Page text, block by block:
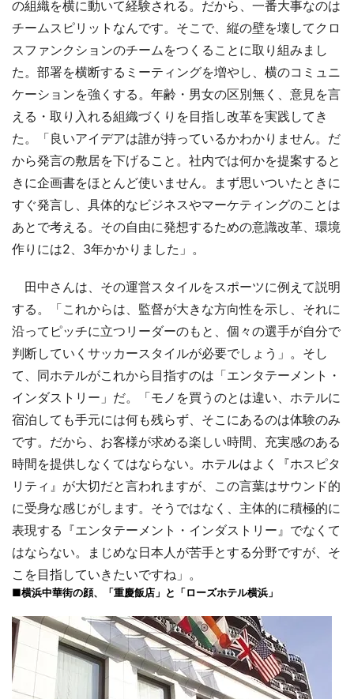
の組織を横に動いて経験される。だから、一番大事なのは
チームスピリットなんです。そこで、縦の壁を壊してクロ
スファンクションのチームをつくることに取り組みまし
た。部署を横断するミーティングを増やし、横のコミュニ
ケーションを強くする。年齢・男女の区別無く、意見を言
える・取り入れる組織づくりを目指し改革を実践してき
た。「良いアイデアは誰が持っているかわかりません。だ
から発言の敷居を下げること。社内では何かを提案すると
きに企画書をほとんど使いません。まず思いついたときに
すぐ発言し、具体的なビジネスやマーケティングのことは
あとで考える。その自由に発想するための意識改革、環境
作りには2、3年かかりました」。
田中さんは、その運営スタイルをスポーツに例えて説明
する。「これからは、監督が大きな方向性を示し、それに
沿ってピッチに立つリーダーのもと、個々の選手が自分で
判断していくサッカースタイルが必要でしょう」。そし
て、同ホテルがこれから目指すのは「エンタテーメント・
インダストリー」だ。「モノを買うのとは違い、ホテルに
宿泊しても手元には何も残らず、そこにあるのは体験のみ
です。だから、お客様が求める楽しい時間、充実感のある
時間を提供しなくてはならない。ホテルはよく『ホスピタ
リティ』が大切だと言われますが、この言葉はサウンド的
に受身な感じがします。そうではなく、主体的に積極的に
表現する『エンタテーメント・インダストリー』でなくて
はならない。まじめな日本人が苦手とする分野ですが、そ
こを目指していきたいですね」。
■横浜中華街の顔、「重慶飯店」と「ローズホテル横浜」